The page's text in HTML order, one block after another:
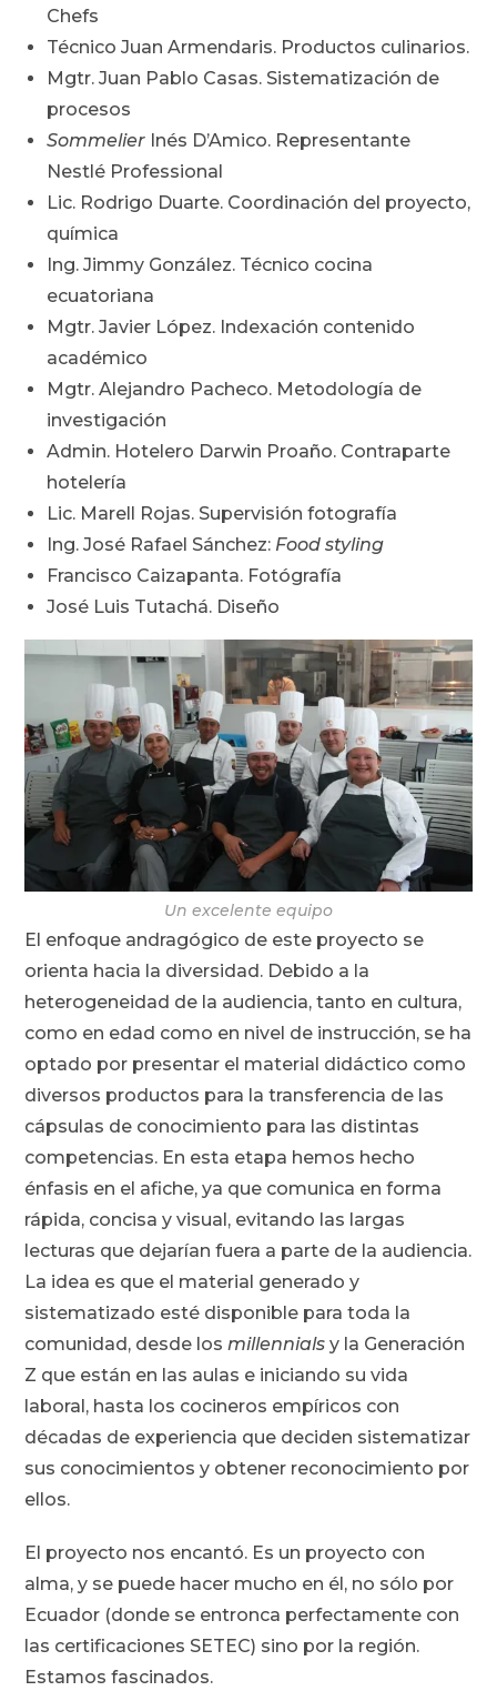
Chefs
Técnico Juan Armendaris. Productos culinarios.
Mgtr. Juan Pablo Casas. Sistematización de
procesos
Sommelier Inés D’Amico. Representante
Nestlé Professional
Lic. Rodrigo Duarte. Coordinación del proyecto,
química
Ing. Jimmy González. Técnico cocina
ecuatoriana
Mgtr. Javier López. Indexación contenido
académico
Mgtr. Alejandro Pacheco. Metodología de
investigación
Admin. Hotelero Darwin Proaño. Contraparte
hotelería
Lic. Marell Rojas. Supervisión fotografía
Ing. José Rafael Sánchez: Food styling
Francisco Caizapanta. Fotógrafía
José Luis Tutachá. Diseño
Un excelente equipo
El enfoque andragógico de este proyecto se
orienta hacia la diversidad. Debido a la
heterogeneidad de la audiencia, tanto en cultura,
como en edad como en nivel de instrucción, se ha
optado por presentar el material didáctico como
diversos productos para la transferencia de las
cápsulas de conocimiento para las distintas
competencias. En esta etapa hemos hecho
énfasis en el afiche, ya que comunica en forma
rápida, concisa y visual, evitando las largas
lecturas que dejarían fuera a parte de la audiencia.
La idea es que el material generado y
sistematizado esté disponible para toda la
comunidad, desde losmillennials y la Generación
Z que están en las aulas e iniciando su vida
laboral, hasta los cocineros empíricos con
décadas de experiencia que deciden sistematizar
sus conocimientos y obtener reconocimiento por
ellos.
El proyecto nos encantó. Es un proyecto con
alma, y se puede hacer mucho en él, no sólo por
Ecuador (donde se entronca perfectamente con
las certificaciones SETEC) sino por la región.
Estamos fascinados.